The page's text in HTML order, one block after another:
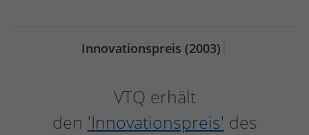
Innovationspreis (2003)
VTQ erhält
den 'Innovationspreis' des